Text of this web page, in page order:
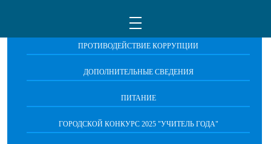
ОБРАЩЕНИЯ ГРАЖДАН
ПРОТИВОДЕЙСТВИЕ КОРРУПЦИИ
ДОПОЛНИТЕЛЬНЫЕ СВЕДЕНИЯ
ПИТАНИЕ
ГОРОДСКОЙ КОНКУРС 2025 "УЧИТЕЛЬ ГОДА"